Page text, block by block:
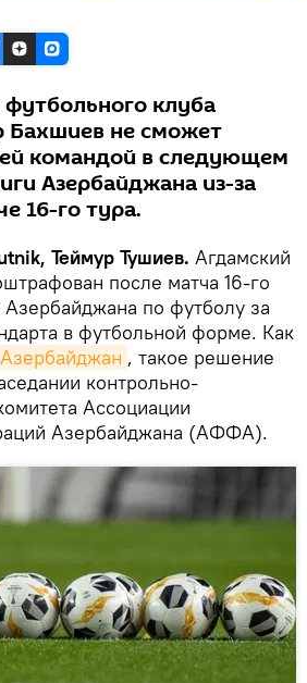
клуба
Бахшиев не сможет
командой в следующем
Азербайджана из-за
16-го тура.
Теймур Тушиев. Агдамский
после матча 16-го
по футболу за
в футбольной форме. Как
, такое решение
контрольно-
Ассоциации
Азербайджана (АФФА).